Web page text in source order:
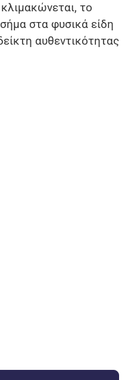
το
στα φυσικά είδη
αυθεντικότητας